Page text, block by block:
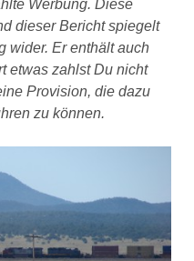
Werbung. Diese
dieser Bericht spiegelt
wider. Er enthält auch
etwas zahlst Du nicht
Provision, die dazu
zu können.